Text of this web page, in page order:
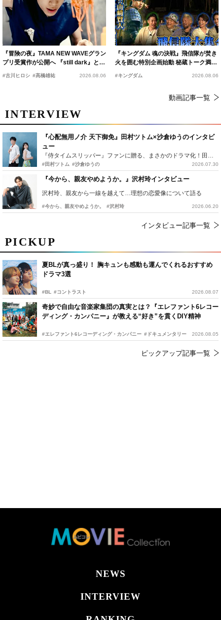
PICKUP
夏BLが真っ盛り！ 胸キュンも感動も運んでくれるおすすめ
ドラマ3選
#BL #コントラスト 2026.08.07
奇妙で自由な音楽家集団の真実とは？『エレファント6レコー
ディング・カンパニー』が教える“好き”を貫くDIY精神
#エレファント6レコーディング・カンパニー #ドキュメンタリー 2026.08.05
ピックアップ記事一覧
『冒険の夜』TAMA NEW WAVEグラン
プリ受賞作が公開へ 『still dark』と同
#古川ヒロシ #髙橋雄祐 2026.08.06
『キングダム 魂の決戦』飛信隊が焚き
火を囲む特別企画始動 秘蔵トーク満載
#キングダム 2026.08.06
動画記事一覧
INTERVIEW
『心配無用ノ介 天下御免』田村ツトム×沙倉ゆうのインタビ
ュー
『侍タイムスリッパー』ファンに贈る、まさかのドラマ化！田村ツトム×沙倉ゆうのが語る『心配無用ノ介』撮影秘話
#田村ツトム #沙倉ゆうの 2026.07.30
『今から、親友やめようか。』沢村玲インタビュー
沢村玲、親友から一線を越えて…理想の恋愛像について語る
#今から、親友やめようか。 #沢村玲 2026.06.20
インタビュー記事一覧
NEWS
INTERVIEW